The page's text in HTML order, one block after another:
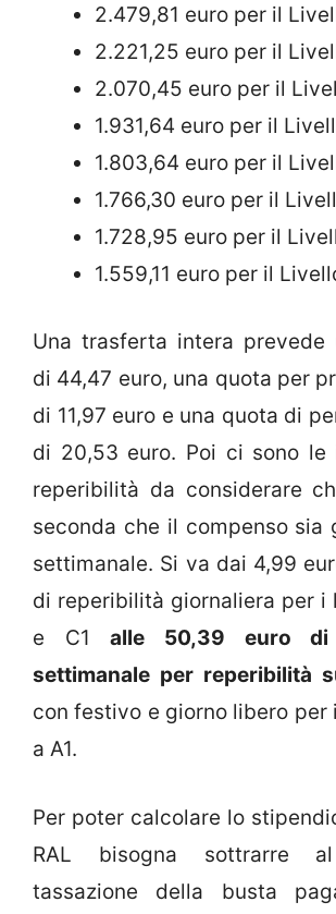
2.479,81 euro per il
2.221,25 euro per il
2.070,45 euro per il
1.931,64 euro per il
1.803,64 euro per il
1.766,30 euro per il
1.728,95 euro per il
1.559,11 euro per il
Una trasferta intera prevede
di 44,47 euro, una quota per
di 11,97 euro e una quota di
di 20,53 euro. Poi ci sono le
reperibilità da considerare
seconda che il compenso sia
settimanale. Si va dai 4,99
di reperibilità giornaliera per i
e C1alle 50,39 euro di
settimanale per reperibilità
con festivo e giorno libero per
a A1.
Per poter calcolare lo
RAL bisogna sottrarre
tassazione della busta